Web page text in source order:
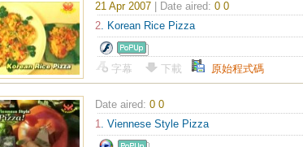
21 Apr 2007 | Date aired: 0 0
2. Korean Rice Pizza
字幕 下載 原始程式碼
Date aired: 0 0
1. Viennese Style Pizza